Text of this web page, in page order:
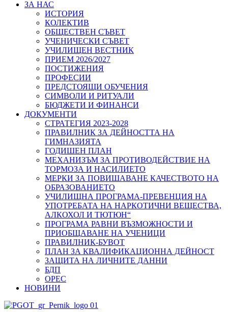
ЗА НАС
ИСТОРИЯ
КОЛЕКТИВ
ОБЩЕСТВЕН СЪВЕТ
УЧЕНИЧЕСКИ СЪВЕТ
УЧИЛИЩЕН ВЕСТНИК
ПРИЕМ 2026/2027
ПОСТИЖЕНИЯ
ПРОФЕСИИ
ПРЕДСТОЯЩИ ОБУЧЕНИЯ
СИМВОЛИ И РИТУАЛИ
БЮДЖЕТИ И ФИНАНСИ
ДОКУМЕНТИ
СТРАТЕГИЯ 2023-2028
ПРАВИЛНИК ЗА ДЕЙНОСТТА НА
ГИМНАЗИЯТА
ГОДИШЕН ПЛАН
МЕХАНИЗЪМ ЗА ПРОТИВОДЕЙСТВИЕ НА
ТОРМОЗА И НАСИЛИЕТО
МЕРКИ ЗА ПОВИШАВАНЕ КАЧЕСТВОТО НА
ОБРАЗОВАНИЕТО
УЧИЛИЩНА ПРОГРАМА-ПРЕВЕНЦИЯ НА
УПОТРЕБАТА НА НАРКОТИЧНИ ВЕЩЕСТВА,
АЛКОХОЛ И ТЮТЮН“
ПРОГРАМА РАВНИ ВЪЗМОЖНОСТИ И
ПРИОБЩАВАНЕ НА УЧЕНИЦИ
ПРАВИЛНИК-БУВОТ
ПЛАН ЗА КВАЛИФИКАЦИОННА ДЕЙНОСТ
ЗАЩИТА НА ЛИЧНИТЕ ДАННИ
БДП
ОРЕС
НОВИНИ